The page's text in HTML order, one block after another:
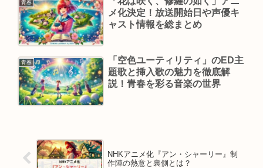
青春
メ化決定！放送開始日や声優キ
ャスト情報を総まとめ
青春
「空色ユーティリティ」のED主
題歌と挿入歌の魅力を徹底解
説！青春を彩る音楽の世界
NHKアニメ化『アン・シャーリー』制
作陣の熱意と裏側とは？